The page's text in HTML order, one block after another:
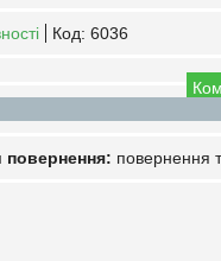
Код: 6036
повернення